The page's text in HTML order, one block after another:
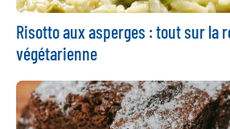
Risotto aux asperges : tout sur la
végétarienne